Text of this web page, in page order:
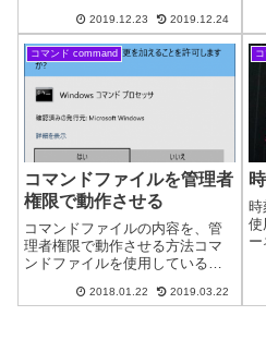
ファイルに書き出したいことが
あります。少数なら「コピペ」
で可能ですが、多数ある場合
は、「コピペ」では、無理があ
ります。その場合...
2019.12.23 2019.12.24
て
コマンド command
コマンドファイルを管理者
権限で動作させる
コマンドファイルの内容を、管
理者権限で動作させる方法コマ
ンドファイルを使用している
須となっている場合がありま
2018.01.22 2019.03.22
時
使
ー
と